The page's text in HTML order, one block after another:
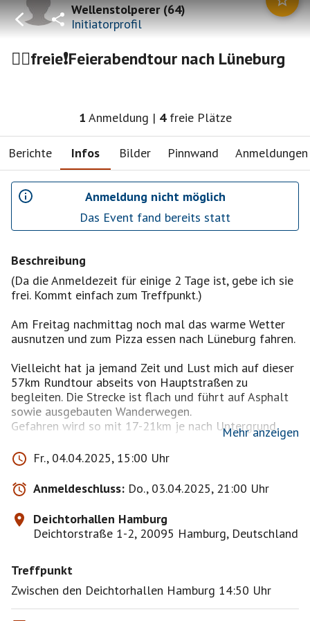
Wellenstolperer(64)
Initiatorprofil
🚴‍♂️freie❗️Feierabendtour nach Lüneburg
1 Anmeldung | 4 freie Plätze
Berichte Infos Bilder Pinnwand Anmeldungen
Anmeldung nicht möglich
Das Event fand bereits statt
Beschreibung
(Da die Anmeldezeit für einige 2 Tage ist, gebe ich sie
frei. Kommt einfach zum Treffpunkt.)
Am Freitag nachmittag noch mal das warme Wetter
ausnutzen und zum Pizza essen nach Lüneburg fahren.
Vielleicht hat ja jemand Zeit und Lust mich auf dieser
57km Rundtour abseits von Hauptstraßen zu
begleiten. Die Strecke ist flach und führt auf Asphalt
sowie ausgebauten Wanderwegen.
Gefahren wird so mit 17-21km je nach Untergrund.
Ich fahre von den Deichtorhallen, entlang der
Norderelbe, durch die Kichwerder Wiesen zur
Zollenspieker Fähre und setze von dort aus über.
Weiter geht es danach entlang der Ilmenau bis
Lüneburg.
Bis 18:30Uhr ist dann wohl die Pizzaria Piccanti
erreicht.
Wir werden ca. alle 14km eine kleinere Pausen
einlegen, bring euch also etwas zu trinken und essen
Mehr anzeigen
Fr., 04.04.2025, 15:00 Uhr
Anmeldeschluss: Do., 03.04.2025, 21:00 Uhr
Deichtorhallen Hamburg
Deichtorstraße 1-2, 20095 Hamburg, Deutschland
Treffpunkt
Zwischen den Deichtorhallen Hamburg 14:50 Uhr